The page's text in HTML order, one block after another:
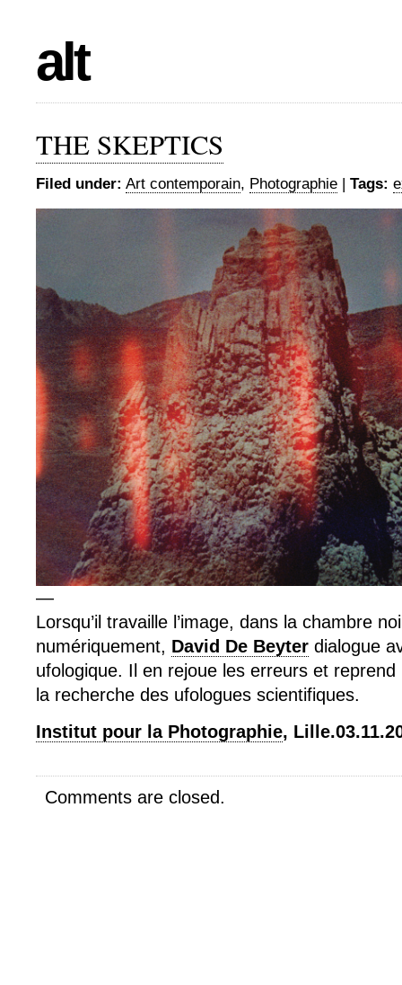
alt
THE SKEPTICS
Filed under: Art contemporain, Photographie | Tags:
—
Lorsqu’il travaille l’image, dans la chambre
numériquement, David De Beyter dialogue
ufologique. Il en rejoue les erreurs et
la recherche des ufologues scientifiques.
Institut pour la Photographie,
Comments are closed.